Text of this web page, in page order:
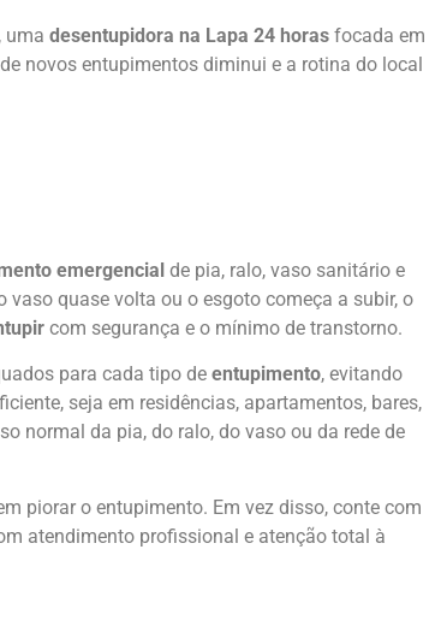
, uma desentupidora na Lapa 24 horas focada em
novos entupimentos diminui e a rotina do local
emergencial de pia, ralo, vaso sanitário e
quase volta ou o esgoto começa a subir, o
com segurança e o mínimo de transtorno.
para cada tipo de entupimento, evitando
seja em residências, apartamentos, bares,
normal da pia, do ralo, do vaso ou da rede de
piorar o entupimento. Em vez disso, conte com
atendimento profissional e atenção total à